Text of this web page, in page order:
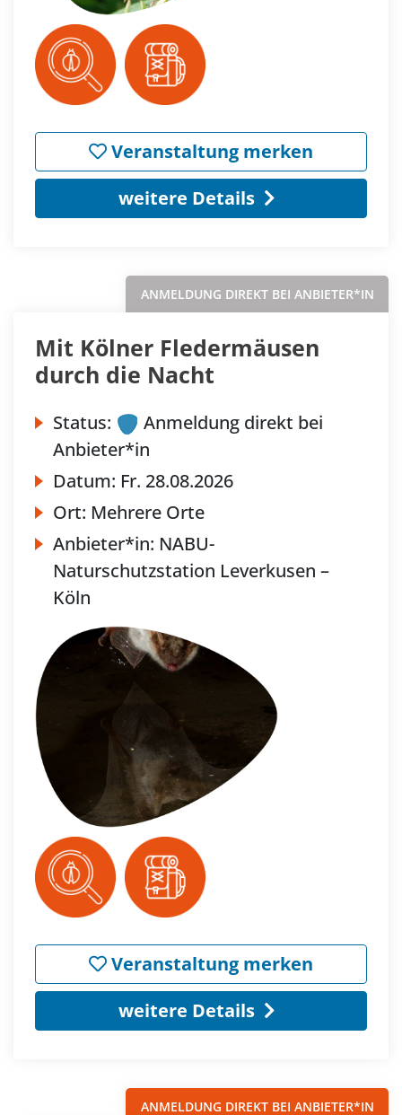
Veranstaltung merken
weitere Details
ANMELDUNG DIREKT BEI ANBIETER*IN
Mit Kölner Fledermäusen
durch die Nacht
Status:
Anmeldung direkt bei
Anbieter*in
Datum: Fr. 28.08.2026
Ort: Mehrere Orte
Anbieter*in: NABU-
Naturschutzstation Leverkusen –
Köln
Veranstaltung merken
weitere Details
ANMELDUNG DIREKT BEI ANBIETER*IN